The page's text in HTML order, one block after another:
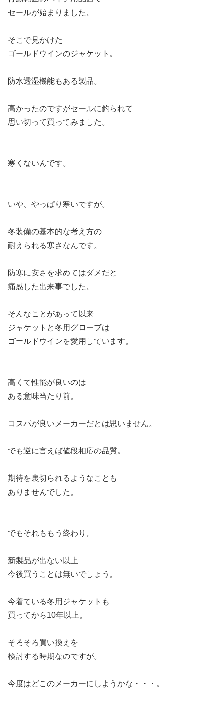
セールが始まりました。
そこで見かけた
ゴールドウインのジャケット。
防水透湿機能もある製品。
高かったのですがセールに釣られて
思い切って買ってみました。
寒くないんです。
いや、やっぱり寒いですが。
冬装備の基本的な考え方の
耐えられる寒さなんです。
防寒に安さを求めてはダメだと
痛感した出来事でした。
そんなことがあって以来
ジャケットと冬用グローブは
ゴールドウインを愛用しています。
高くて性能が良いのは
ある意味当たり前。
コスパが良いメーカーだとは思いません。
でも逆に言えば値段相応の品質。
期待を裏切られるようなことも
ありませんでした。
でもそれももう終わり。
新製品が出ない以上
今後買うことは無いでしょう。
今着ている冬用ジャケットも
買ってから10年以上。
そろそろ買い換えを
検討する時期なのですが。
今度はどこのメーカーにしようかな・・・。